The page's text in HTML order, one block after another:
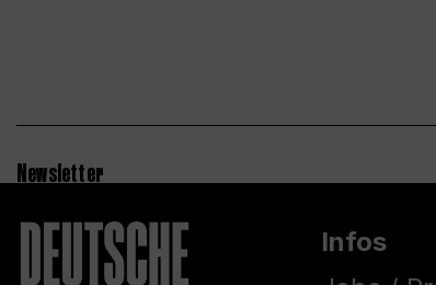
Newsletter
Infos